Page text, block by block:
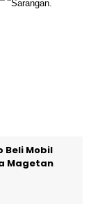
Beli Mobil
Magetan